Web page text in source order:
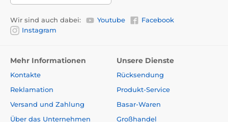
Wir sind auch dabei: Youtube
Facebook
Instagram
Mehr Informationen
Kontakte
Reklamation
Versand und Zahlung
Über das Unternehmen
Unsere Dienste
Rücksendung
Produkt-Service
Basar-Waren
Großhandel